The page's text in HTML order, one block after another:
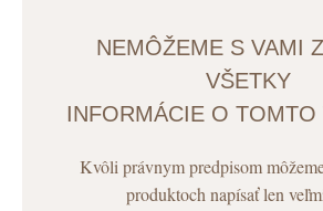
NEMÔŽEME S VAMI
VŠETKY
INFORMÁCIE O TOMTO
Kvôli právnym predpisom
produktoch napísať len